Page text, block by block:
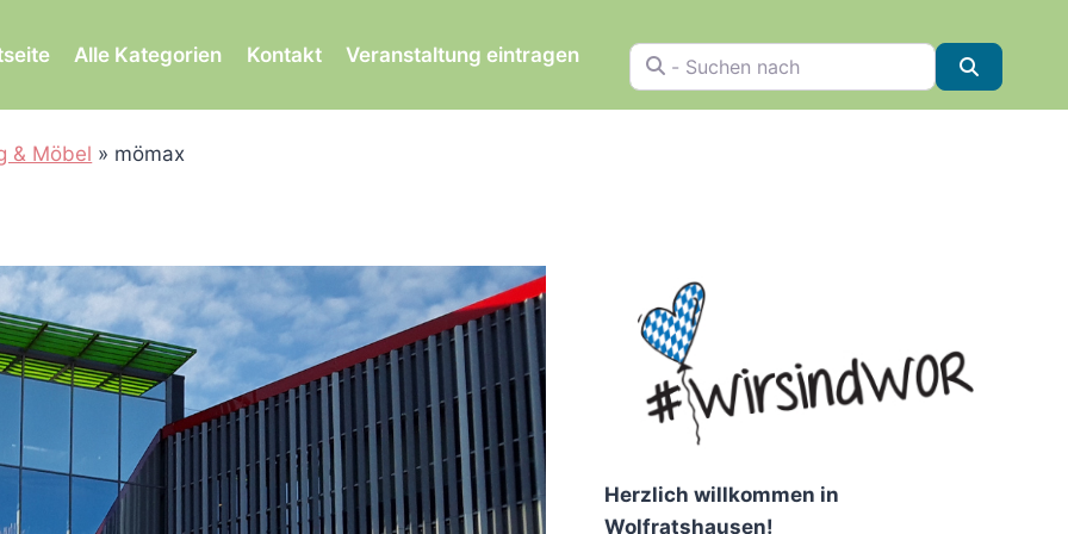
Alle Kategorien Kontakt Veranstaltung eintragen - Suchen nach
& Möbel » mömax
Herzlich willkommen in
Wolfratshausen!